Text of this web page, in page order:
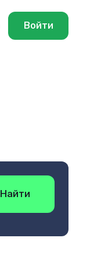
Войти
Найти